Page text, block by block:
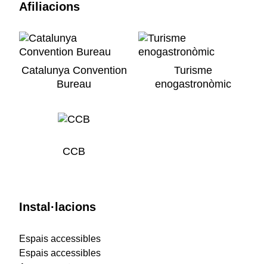
Afiliacions
Catalunya Convention
Bureau
Turisme
enogastronòmic
CCB
Instal·lacions
Espais accessibles
Espais accessibles